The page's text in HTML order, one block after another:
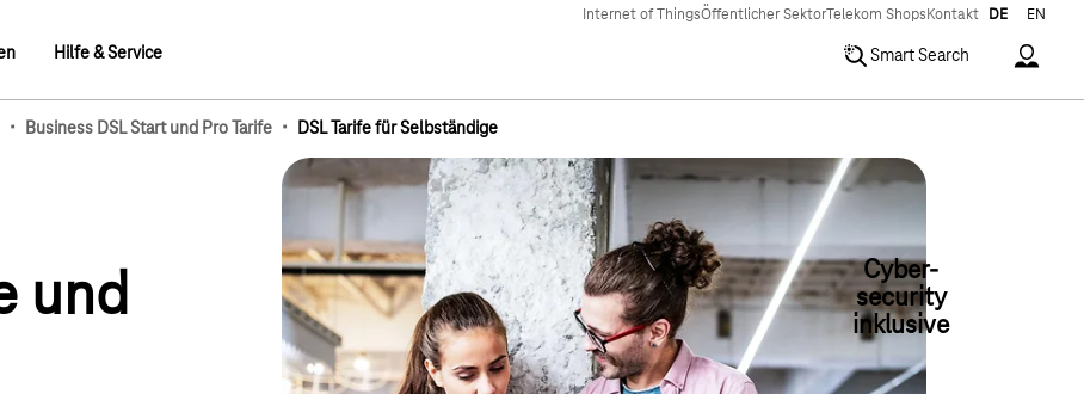
Hilfe & Service
Internet of ThingsÖffentlicher SektorTelekom Shops Kontakt DE EN
Smart Search
Elemente
· Business DSL Start und Pro Tarife · DSL Tarife für Selbständige
und
Cyber-
security
inklusive